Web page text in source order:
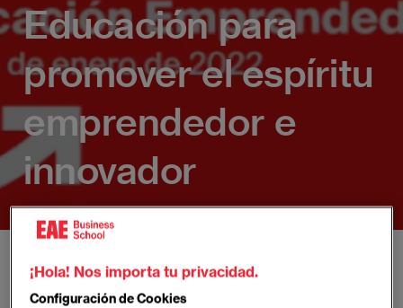
Educación para
promover el espíritu
emprendedor e
innovador
EAE Business School se une a la Semana de la Educación para
¡Hola! Nos importa tu privacidad.
Configuración de Cookies